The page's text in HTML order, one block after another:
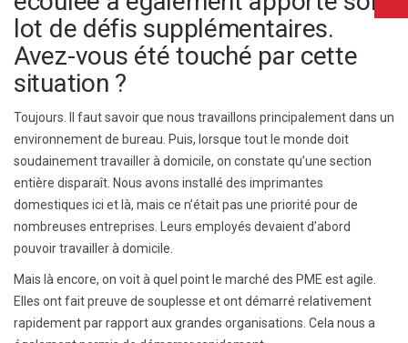
lot de défis supplémentaires.
Avez-vous été touché par cette
situation ?
Toujours. Il faut savoir que nous travaillons principalement dans un
environnement de bureau. Puis, lorsque tout le monde doit
soudainement travailler à domicile, on constate qu’une section
entière disparaît. Nous avons installé des imprimantes
domestiques ici et là, mais ce n’était pas une priorité pour de
nombreuses entreprises. Leurs employés devaient d’abord
pouvoir travailler à domicile.
Mais là encore, on voit à quel point le marché des PME est agile.
Elles ont fait preuve de souplesse et ont démarré relativement
rapidement par rapport aux grandes organisations. Cela nous a